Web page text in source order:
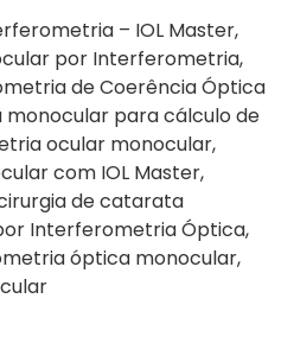
– IOL Master,
por Interferometria,
de Coerência Óptica
monocular para cálculo de
ocular monocular,
com IOL Master,
de catarata
Interferometria Óptica,
óptica monocular,